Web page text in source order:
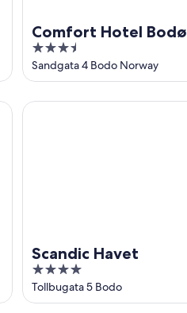
Comfort Hotel Bodø
3.5
out
of
5
Sandgata 4 Bodo Norway
Scandic Havet
4
out
of
Tollbugata 5 Bodo
Scandic Havet